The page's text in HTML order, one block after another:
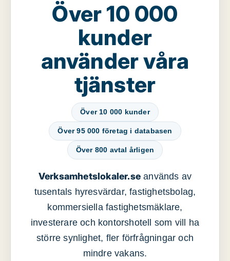
Över 10 000
kunder
använder våra
tjänster
Över 10 000 kunder
Över 95 000 företag i databasen
Över 800 avtal årligen
Verksamhetslokaler.se används av
tusentals hyresvärdar, fastighetsbolag,
kommersiella fastighetsmäklare,
investerare och kontorshotell som vill ha
större synlighet, fler förfrågningar och
mindre vakans.